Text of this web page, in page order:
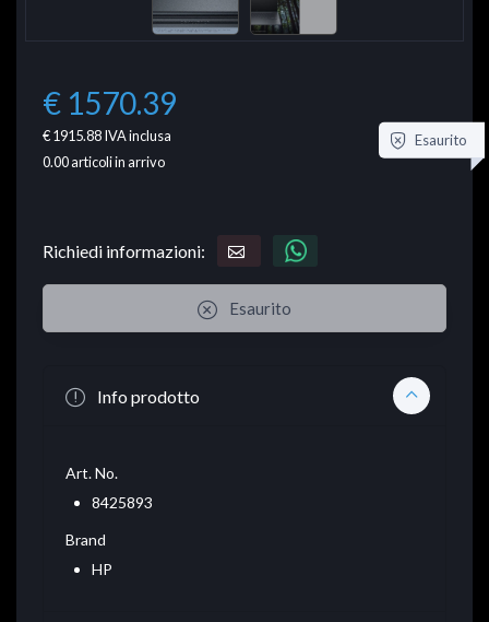
€ 1570.39
€ 1915.88IVA inclusa
0.00articoli in arrivo
Esaurito
Richiedi informazioni:
Esaurito
Info prodotto
Art. No.
8425893
Brand
HP